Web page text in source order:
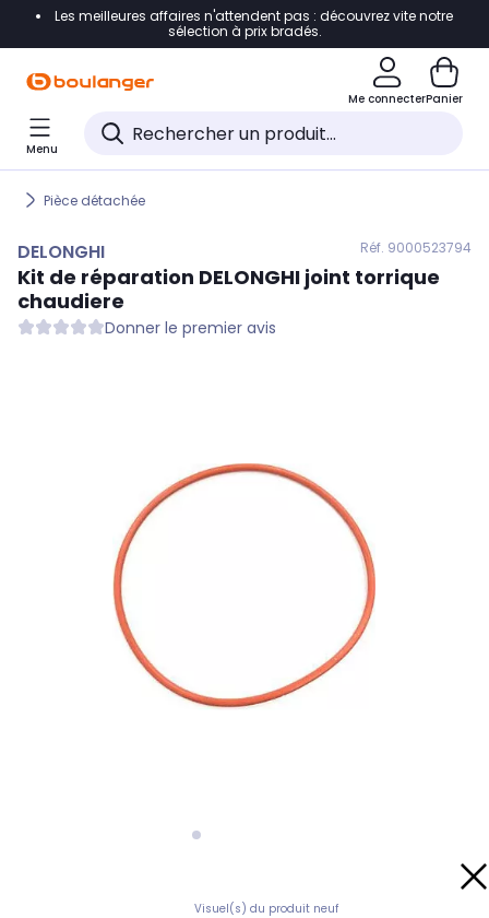
Accéder directement à la navigation
Accéder directement au pied de page
Accéder directement au chatbot
Les meilleures affaires n'attendent pas : découvrez vite notre
sélection à prix bradés.
Me connecterPanier
Menu
Pièce détachée
DELONGHI Réf. 9000523794
Kit de réparation DELONGHI joint torrique
chaudiere
Donner le premier avis
Visuel(s) du produit neuf